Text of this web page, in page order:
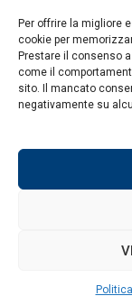
Per offrire la migliore
cookie per
Prestare il consenso
come il
sito. Il mancato
negativamente su
ANALISI E OPINIONI
Contatti
Informativa sulla privacy
DA NON
Il